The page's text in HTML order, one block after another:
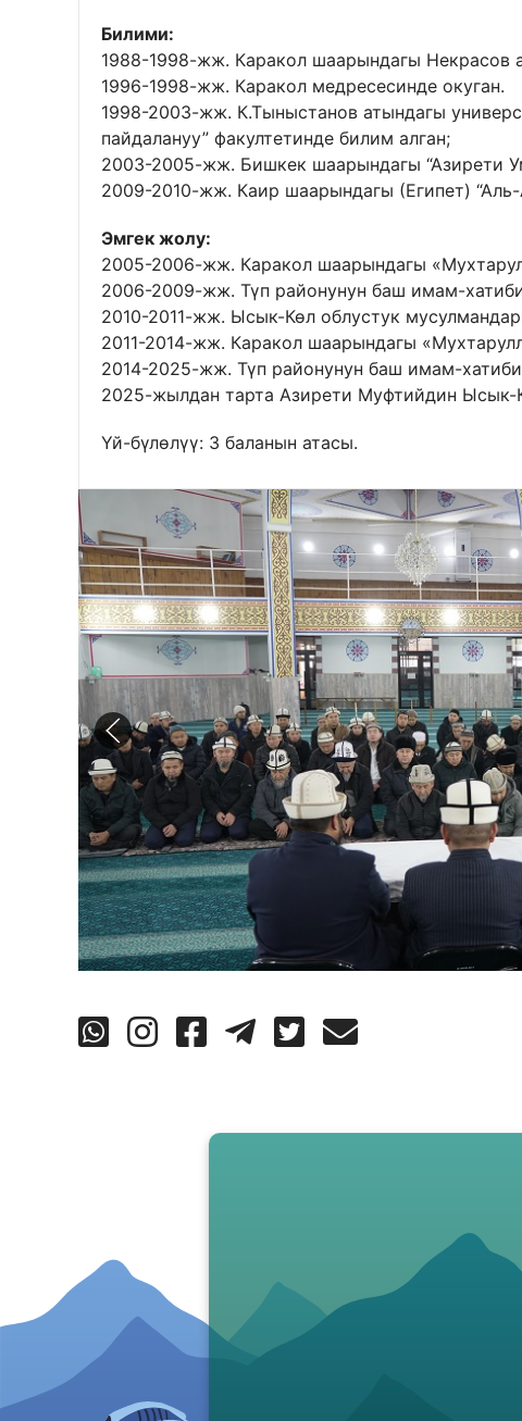
Билими:
1988-1998-жж. Каракол шаарындагы Некрасов
1996-1998-жж. Каракол медресесинде окуган.
1998-2003-жж. К.Тыныстанов атындагы
пайдалануу” факултетинде билим алган;
2003-2005-жж. Бишкек шаарындагы “Азирети
2009-2010-жж. Каир шаарындагы (Египет) “Аль-
Эмгек жолу:
2005-2006-жж. Каракол шаарындагы
2006-2009-жж. Түп районунун баш имам-
2010-2011-жж. Ысык-Көл облустук
2011-2014-жж. Каракол шаарындагы
2014-2025-жж. Түп районунун баш имам-
2025-жылдан тарта Азирети Муфтийдин Ысык-
Үй-бүлөлүү: 3 баланын атасы.